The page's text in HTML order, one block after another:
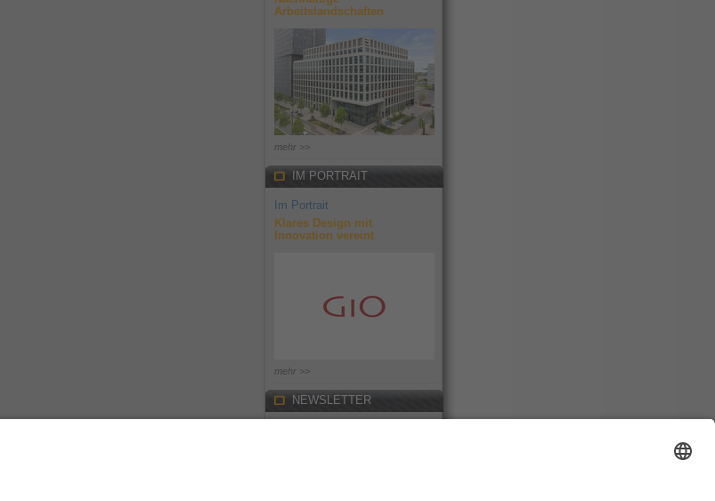
Arbeitslandschaften
mehr >>
IM PORTRAIT
Im Portrait
Klares Design mit
Innovation vereint
mehr >>
NEWSLETTER